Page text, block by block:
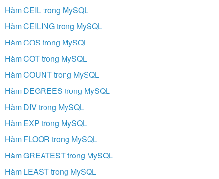
Hàm CEIL trong MySQL
Hàm CEILING trong MySQL
Hàm COS trong MySQL
Hàm COT trong MySQL
Hàm COUNT trong MySQL
Hàm DEGREES trong MySQL
Hàm DIV trong MySQL
Hàm EXP trong MySQL
Hàm FLOOR trong MySQL
Hàm GREATEST trong MySQL
Hàm LEAST trong MySQL